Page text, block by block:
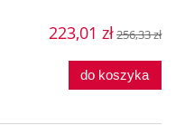
223,01 zł256,33 zł
do koszyka